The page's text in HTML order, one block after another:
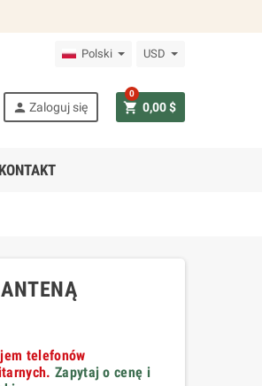
Polski USD
person Zaloguj się shopping_cart 0,00 $
0
KONTAKT
telefonów
Zapytaj o cenę i